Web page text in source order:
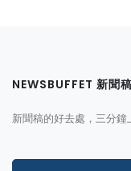
NEWSBUFFET 新聞
新聞稿的好去處，三分鐘